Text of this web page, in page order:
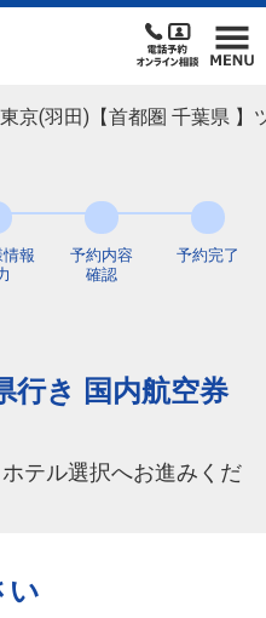
京(羽田)【首都圏 千葉県 】
情報
予約内容
確認
予約完了
行き 国内航空券
テル選択へお進みくだ
い